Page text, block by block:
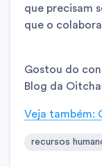
que precisam
que o
Gostou do
Blog da
Veja também:
recursos